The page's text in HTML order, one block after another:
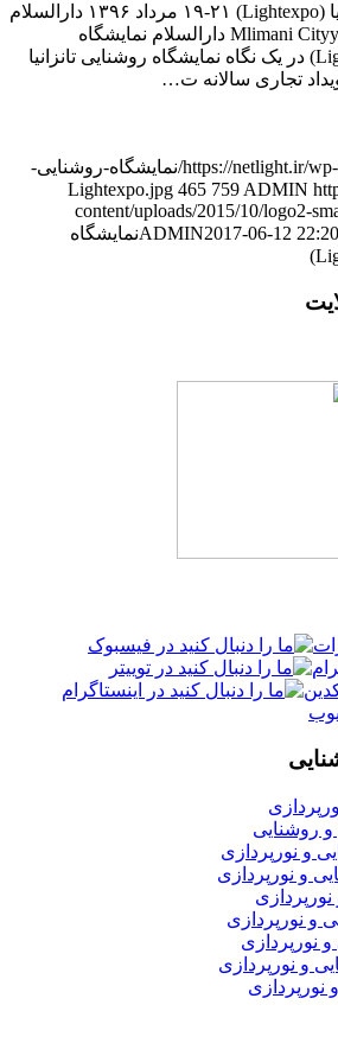
نمایشگاه روشنایی تانزانیا (Lightexpo) ۱۹-۲۱ مرداد ۱۳۹۶ دارالسلام
، تانزانیا مرکز کنفرانس Mlimani Cityy دارالسلام نمایشگاه
روشنایی تانزانیا (Lightexpo) در یک نگاه نمایشگاه روشنایی تانزانیا
https://netlight.ir/wp-content/uploads/2017/06/نمایشگاه-روشنایی-
465 759ADMIN
content/uploads/2015/10/logo2-
ADMIN2017-06-12
نمایشگاه
و روشنایی
و نورپردازی
و نورپردازی
و نورپردازی
نورپردازی
و نورپردازی
نورپردازی